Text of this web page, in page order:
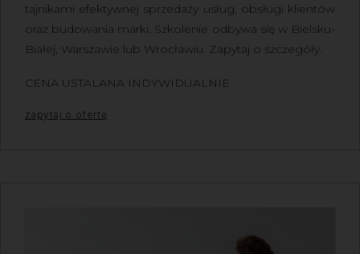
tajnikami efektywnej sprzedaży usług, obsługi klientów
oraz budowania marki. Szkolenie odbywa się w Bielsku-
Białej, Warszawie lub Wrocławiu. Zapytaj o szczegóły.
CENA USTALANA INDYWIDUALNIE
zapytaj o ofertę